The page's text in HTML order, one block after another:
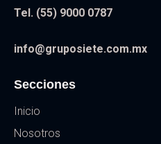
Tel. (55) 9000 0787
info@gruposiete.com.mx
Secciones
Inicio
Nosotros